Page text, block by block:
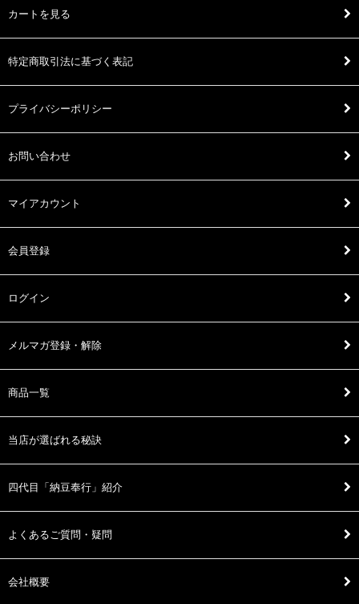
カートを見る
特定商取引法に基づく表記
プライバシーポリシー
お問い合わせ
マイアカウント
会員登録
ログイン
メルマガ登録・解除
商品一覧
当店が選ばれる秘訣
四代目「納豆奉行」紹介
よくあるご質問・疑問
会社概要